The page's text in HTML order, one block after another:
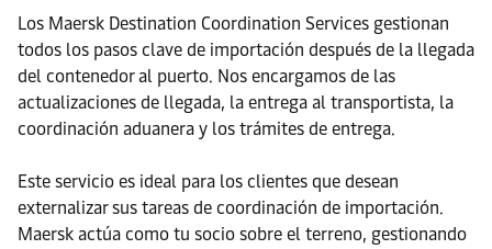
Los Maersk Destination Coordination Services gestionan
todos los pasos clave de importación después de la llegada
del contenedor al puerto. Nos encargamos de las
actualizaciones de llegada, la entrega al transportista, la
coordinación aduanera y los trámites de entrega.
Este servicio es ideal para los clientes que desean
externalizar sus tareas de coordinación de importación.
Maersk actúa como tu socio sobre el terreno, gestionando